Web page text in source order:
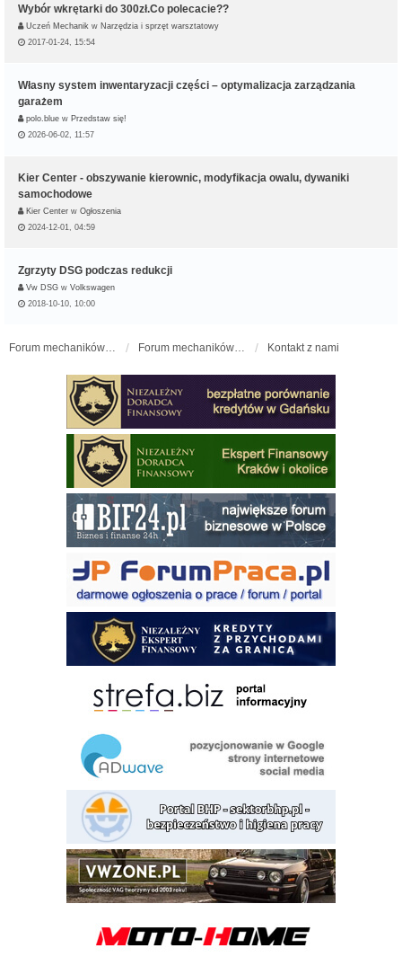
Wybór wkrętarki do 300zł.Co polecacie??
Uczeń Mechanik w Narzędzia i sprzęt warsztatowy
2017-01-24, 15:54
Własny system inwentaryzacji części – optymalizacja zarządzania
garażem
polo.blue w Przedstaw się!
2026-06-02, 11:57
Kier Center - obszywanie kierownic, modyfikacja owalu, dywaniki
samochodowe
Kier Center w Ogłoszenia
2024-12-01, 04:59
Zgrzyty DSG podczas redukcji
Vw DSG w Volkswagen
2018-10-10, 10:00
Kontakt z nami